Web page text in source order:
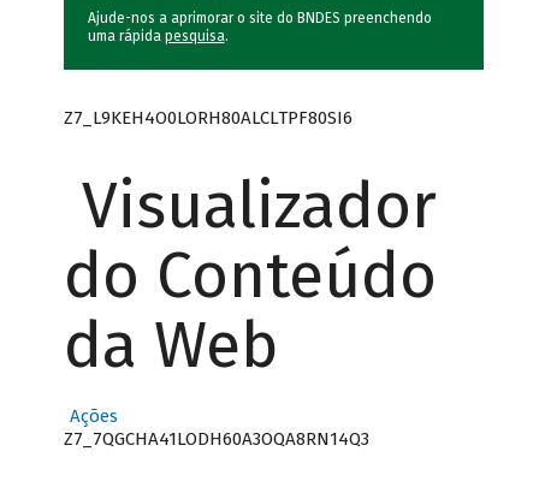
Ajude-nos a aprimorar o site do BNDES preenchendo
uma rápida pesquisa.
Z7_L9KEH4O0LORH80ALCLTPF80SI6
Visualizador
do Conteúdo
da Web
Ações
Z7_7QGCHA41LODH60A3OQA8RN14Q3